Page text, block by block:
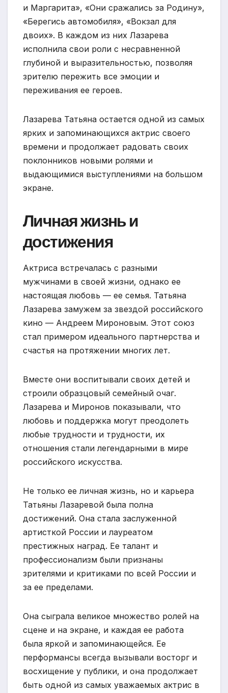
и Маргарита», «Они сражались за Родину»,
«Берегись автомобиля», «Вокзал для
двоих». В каждом из них Лазарева
исполнила свои роли с несравненной
глубиной и выразительностью, позволяя
зрителю пережить все эмоции и
переживания ее героев.
Лазарева Татьяна остается одной из самых
ярких и запоминающихся актрис своего
времени и продолжает радовать своих
поклонников новыми ролями и
выдающимися выступлениями на большом
экране.
Личная жизнь и
достижения
Актриса встречалась с разными
мужчинами в своей жизни, однако ее
настоящая любовь — ее семья. Татьяна
Лазарева замужем за звездой российского
кино — Андреем Мироновым. Этот союз
стал примером идеального партнерства и
счастья на протяжении многих лет.
Вместе они воспитывали своих детей и
строили образцовый семейный очаг.
Лазарева и Миронов показывали, что
любовь и поддержка могут преодолеть
любые трудности и трудности, их
отношения стали легендарными в мире
российского искусства.
Не только ее личная жизнь, но и карьера
Татьяны Лазаревой была полна
достижений. Она стала заслуженной
артисткой России и лауреатом
престижных наград. Ее талант и
профессионализм были признаны
зрителями и критиками по всей России и
за ее пределами.
Она сыграла великое множество ролей на
сцене и на экране, и каждая ее работа
была яркой и запоминающейся. Ее
перформансы всегда вызывали восторг и
восхищение у публики, и она продолжает
быть одной из самых уважаемых актрис в